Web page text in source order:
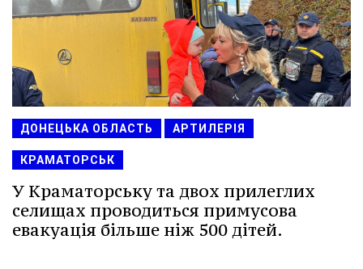
ДОНЕЦЬКА ОБЛАСТЬ АРТИЛЕРІЯ
КРАМАТОРСЬК
У Краматорську та двох прилеглих
селищах проводиться примусова
евакуація більше ніж 500 дітей.